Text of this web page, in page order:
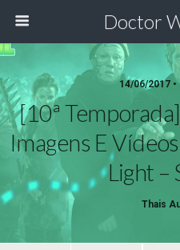
Doctor
14/06/2017
[10ª
Imagens E
Light –
Thais